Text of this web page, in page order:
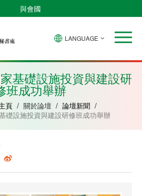
與會國
比
紹
內
亞
克
和
普
比
LANGUAGE
基礎設施投資與建設研
班成功舉辦
頁 / 關於論壇 / 論壇新聞 /
礎設施投資與建設研修班成功舉辦